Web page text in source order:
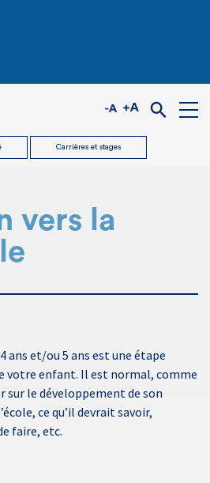
Carrières et stages
vers la
ans et/ou 5 ans est une étape
votre enfant. Il est normal, comme
sur le développement de son
ce qu’il devrait savoir,
faire, etc.